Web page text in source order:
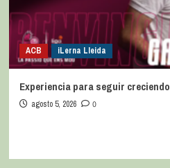
ACB iLerna Lleida
Experiencia para seguir creciendo
agosto 5, 2026 0